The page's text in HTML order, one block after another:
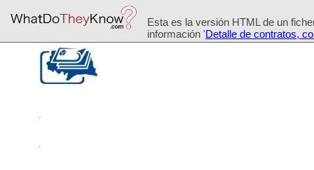
Esta es la versión HTML de un
información 'Detalle de contratos,